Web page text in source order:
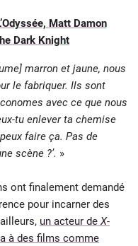
Matt Damon
Dark Knight
marron et jaune, nous
le fabriquer. Ils sont
avec ce que nous
tu enlever ta chemise
faire ça. Pas de
scène ?’. »
ont finalement demandé
pour incarner des
un acteur de X-
à des films comme